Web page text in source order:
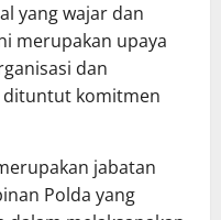
yang wajar dan
merupakan upaya
dan
dituntut komitmen
jabatan
Polda yang